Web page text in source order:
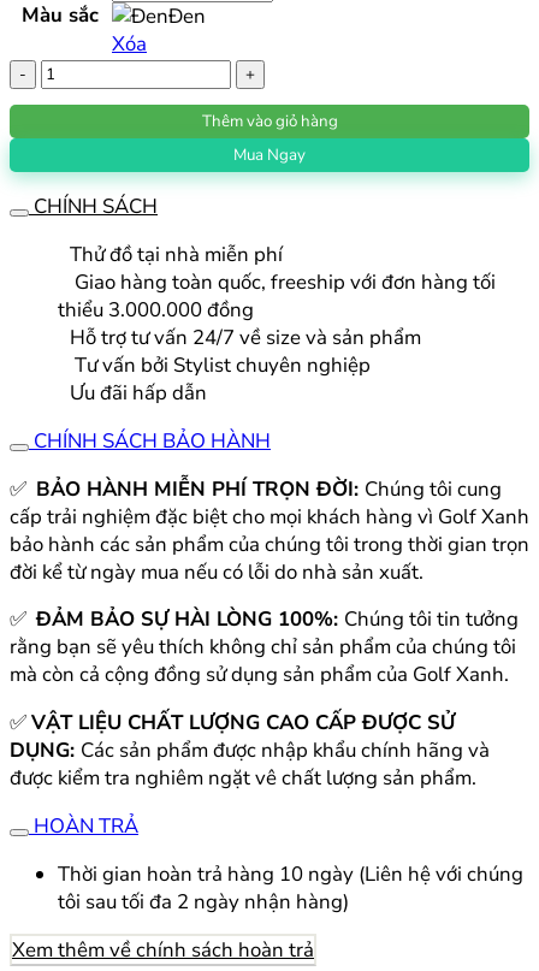
Màu sắc
Đen
Xóa
Quần
sooc
mẫu
mới
lượng
Thêm vào giỏ hàng
Mua Ngay
CHÍNH SÁCH
Thử đồ tại nhà miễn phí
Giao hàng toàn quốc, freeship với đơn hàng tối
thiểu 3.000.000 đồng
Hỗ trợ tư vấn 24/7 về size và sản phẩm
Tư vấn bởi Stylist chuyên nghiệp
Ưu đãi hấp dẫn
CHÍNH SÁCH BẢO HÀNH
✅ BẢO HÀNH MIỄN PHÍ TRỌN ĐỜI: Chúng tôi cung
cấp trải nghiệm đặc biệt cho mọi khách hàng vì Golf Xanh
bảo hành các sản phẩm của chúng tôi trong thời gian trọn
đời kể từ ngày mua nếu có lỗi do nhà sản xuất.
✅ĐẢM BẢO SỰ HÀI LÒNG 100%: Chúng tôi tin tưởng
rằng bạn sẽ yêu thích không chỉ sản phẩm của chúng tôi
mà còn cả cộng đồng sử dụng sản phẩm của Golf Xanh.
✅VẬT LIỆU CHẤT LƯỢNG CAO CẤP ĐƯỢC SỬ
DỤNG: Các sản phẩm được nhập khẩu chính hãng và
được kiểm tra nghiêm ngặt vê chất lượng sản phẩm.
HOÀN TRẢ
Thời gian hoàn trả hàng 10 ngày (Liên hệ với chúng
tôi sau tối đa 2 ngày nhận hàng)
Xem thêm về chính sách hoàn trả